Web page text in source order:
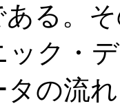
る。
ック・
タの流